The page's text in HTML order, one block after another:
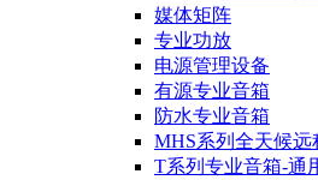
媒体矩阵
专业功放
电源管理设备
有源专业音箱
防水专业音箱
MHS系列全天候远
T系列专业音箱-通